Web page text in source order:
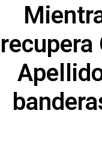
recupera